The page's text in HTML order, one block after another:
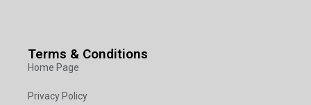
Terms & Conditions
Home Page
Privacy Policy